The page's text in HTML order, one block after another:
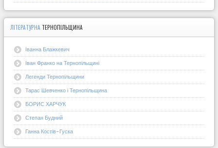
ЛІТЕРАТУРНА ТЕРНОПІЛЬЩИНА
Іванна Блажкевич
Іван Франко на Тернопільщині
Легенди Тернопільщини
Тарас Шевченко і Тернопільщина
БОРИС ХАРЧУК
Степан Будний
Ганна Костів-Гуска